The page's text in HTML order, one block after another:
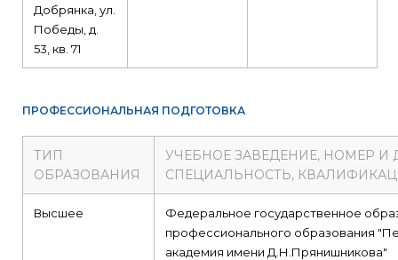
Добрянка, ул.
Победы, д.
53, кв. 71
ПРОФЕССИОНАЛЬНАЯ ПОДГОТОВКА
ТИП
ОБРАЗОВАНИЯ
УЧЕБНОЕ ЗАВЕДЕНИЕ, НОМЕР
СПЕЦИАЛЬНОСТЬ,
Высшее
Федеральное государственное
профессионального образования
академия имени Д.Н.Прянишникова"